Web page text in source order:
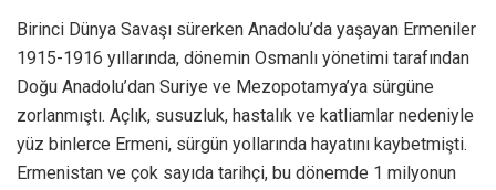
Birinci Dünya Savaşı sürerken Anadolu’da yaşayan Ermeniler
1915-1916 yıllarında, dönemin Osmanlı yönetimi tarafından
Doğu Anadolu’dan Suriye ve Mezopotamya’ya sürgüne
zorlanmıştı. Açlık, susuzluk, hastalık ve katliamlar nedeniyle
yüz binlerce Ermeni, sürgün yollarında hayatını kaybetmişti.
Ermenistan ve çok sayıda tarihçi, bu dönemde 1 milyonun